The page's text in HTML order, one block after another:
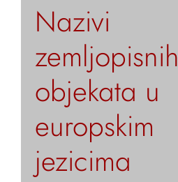
Nazivi
zemljopisnih
objekata u
europskim
jezicima